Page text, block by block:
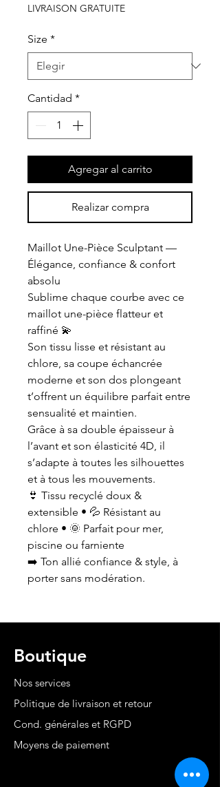
LIVRAISON GRATUITE
Size *
Cantidad *
Agregar al carrito
Realizar compra
Maillot Une-Pièce Sculptant —
Élégance, confiance & confort
absolu
Sublime chaque courbe avec ce
maillot une-pièce flatteur et
raffiné 💫
Son tissu lisse et résistant au
chlore, sa coupe échancrée
moderne et son dos plongeant
t’offrent un équilibre parfait entre
sensualité et maintien.
Grâce à sa double épaisseur à
l’avant et son élasticité 4D, il
s’adapte à toutes les silhouettes
et à tous les mouvements.
👙 Tissu recyclé doux &
extensible • 💦 Résistant au
chlore • 🌞 Parfait pour mer,
piscine ou farniente
➡️ Ton allié confiance & style, à
porter sans modération.
Boutique
Nos services
Politique de livraison et retour
Cond. générales et RGPD
Moyens de paiement